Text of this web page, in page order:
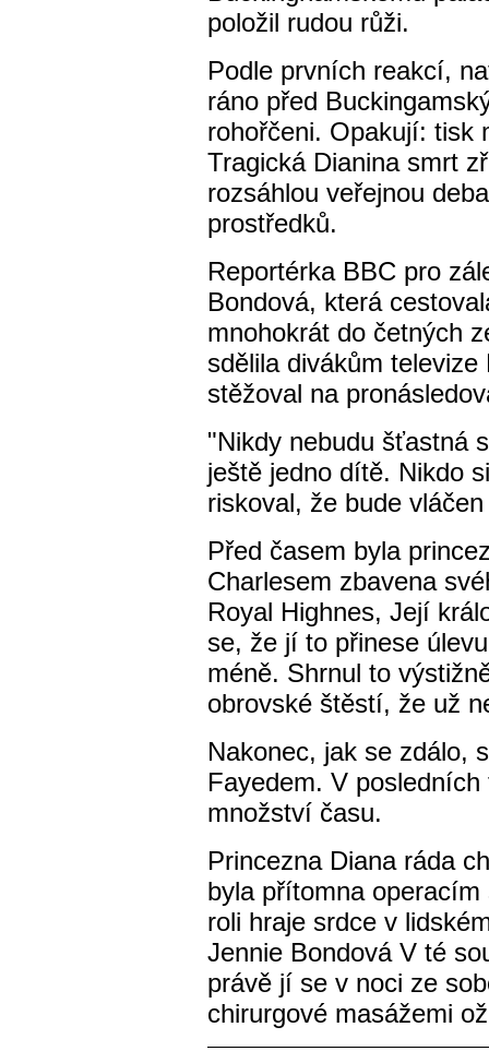
položil rudou růži.
Podle prvních reakcí,
ráno před
rohořčeni. Opakují: tisk
Tragická Dianina smrt
rozsáhlou veřejnou
prostředků.
Reportérka BBC pro
Bondová, která
mnohokrát do četných
sdělila divákům
stěžoval na
"Nikdy nebudu šťastná
ještě jedno dítě. Nikdo
riskoval, že bude
Před časem byla
Charlesem zbavena
Royal Highnes, Její
se, že jí to přinese
méně. Shrnul to
obrovské štěstí, že už
Nakonec, jak se zdálo,
Fayedem. V
množství času.
Princezna Diana ráda
byla přítomna
roli hraje srdce v
Jennie Bondová V té
právě jí se v noci ze
chirurgové masážemi